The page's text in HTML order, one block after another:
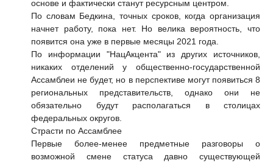
основе и фактически станут ресурсным центром.
По словам Бедкина, точных сроков, когда организация
начнет работу, пока нет. Но велика вероятность, что
появится она уже в первые месяцы 2021 года.
По информации "НацАкцента" из других источников,
никаких отделений у общественно-государственной
Ассамблеи не будет, но в перспективе могут появиться 8
региональных представительств, однако они не
обязательно будут располагаться в столицах
федеральных округов.
Страсти по Ассамблее
Первые более-менее предметные разговоры о
возможной смене статуса давно существующей